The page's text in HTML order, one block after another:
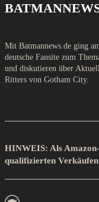
Mit Batmannews.de ging
deutsche Fansite zum
und diskutieren über
Ritters von Gotham City.
HINWEIS: Als
qualifizierten